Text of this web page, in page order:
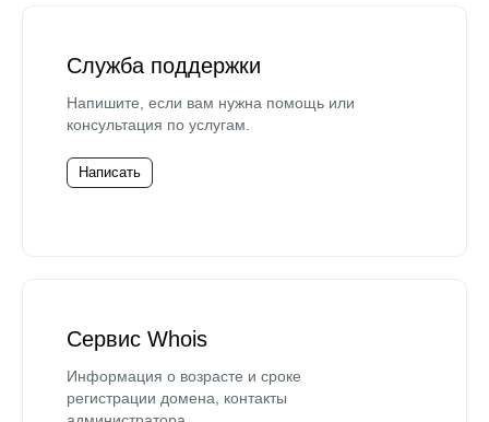
Служба поддержки
Напишите, если вам нужна помощь или
консультация по услугам.
Написать
Сервис Whois
Информация о возрасте и сроке
регистрации домена, контакты